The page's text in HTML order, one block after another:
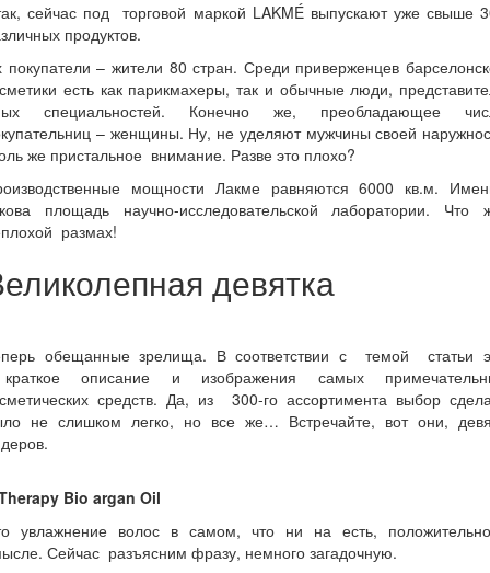
сейчас под торговой маркой LAKMÉ выпускают уже свыше
продуктов.
покупатели – жители 80 стран. Среди приверженцев
есть как парикмахеры, так и обычные люди,
специальностей. Конечно же, преобладающее
– женщины. Ну, не уделяют мужчины своей
же пристальное внимание. Разве это плохо?
мощности Лакме равняются 6000 кв.м.
площадь научно-исследовательской лаборатории. Что
размах!
девятка
обещанные зрелища. В соответствии с темой статьи
описание и изображения самых
средств. Да, из 300-го ассортимента выбор
не слишком легко, но все же… Встречайте, вот они,
Bio argan Oil
увлажнение волос в самом, что ни на есть,
Сейчас разъясним фразу, немного загадочную.